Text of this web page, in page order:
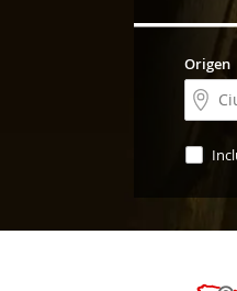
Origen